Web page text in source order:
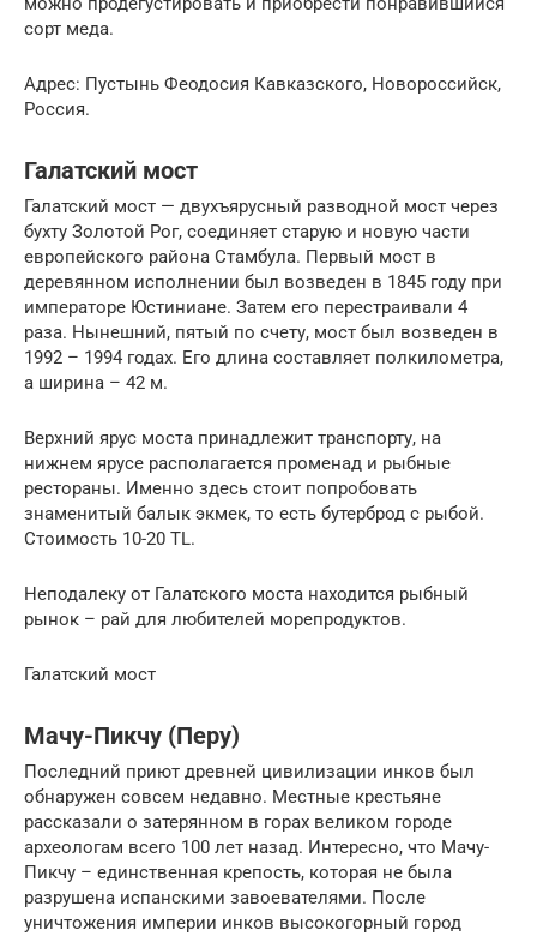
сорт меда.
Адрес: Пустынь Феодосия Кавказского, Новороссийск,
Россия.
Галатский мост
Галатский мост — двухъярусный разводной мост через
бухту Золотой Рог, соединяет старую и новую части
европейского района Стамбула. Первый мост в
деревянном исполнении был возведен в 1845 году при
императоре Юстиниане. Затем его перестраивали 4
раза. Нынешний, пятый по счету, мост был возведен в
1992 – 1994 годах. Его длина составляет полкилометра,
а ширина – 42 м.
Верхний ярус моста принадлежит транспорту, на
нижнем ярусе располагается променад и рыбные
рестораны. Именно здесь стоит попробовать
знаменитый балык экмек, то есть бутерброд с рыбой.
Стоимость 10-20 TL.
Неподалеку от Галатского моста находится рыбный
рынок – рай для любителей морепродуктов.
Галатский мост
Мачу-Пикчу (Перу)
Последний приют древней цивилизации инков был
обнаружен совсем недавно. Местные крестьяне
рассказали о затерянном в горах великом городе
археологам всего 100 лет назад. Интересно, что Мачу-
Пикчу – единственная крепость, которая не была
разрушена испанскими завоевателями. После
уничтожения империи инков высокогорный город